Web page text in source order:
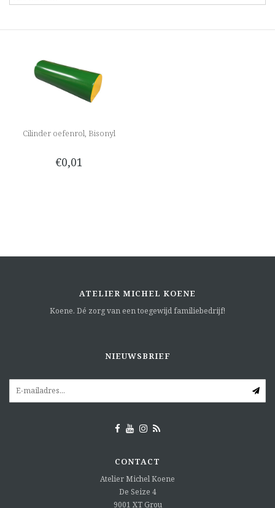
Cilinder oefenrol, Bisonyl
€0,01
ATELIER MICHEL KOENE
Koene. Dé zorg van een toegewijd familiebedrijf!
NIEUWSBRIEF
CONTACT
Atelier Michel Koene
De Seize 4
9001 XT Grou